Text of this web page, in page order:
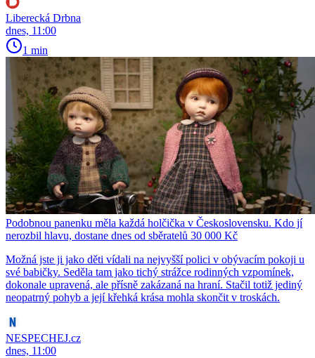
Liberecká Drbna
dnes, 11:00
1 min
Podobnou panenku měla každá holčička v Československu. Kdo jí
nerozbil hlavu, dostane dnes od sběratelů 30 000 Kč
Možná jste ji jako děti vídali na nejvyšší polici v obývacím pokoji u
své babičky. Seděla tam jako tichý strážce rodinných vzpomínek,
dokonale upravená, ale přísně zakázaná na hraní. Stačil totiž jediný
neopatrný pohyb a její křehká krása mohla skončit v troskách.
NESPECHEJ.cz
dnes, 11:00